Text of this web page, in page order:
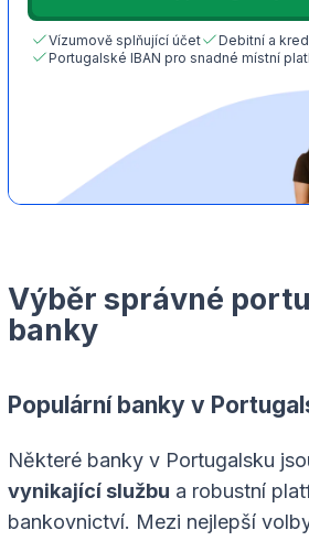
Vízumově splňující účet
Debitní a
Portugalské IBAN pro snadné místní
Výběr správné
banky
Populární banky v
Některé banky v Portugalsku
vynikající službu a robustní
bankovnictví. Mezi nejlepší